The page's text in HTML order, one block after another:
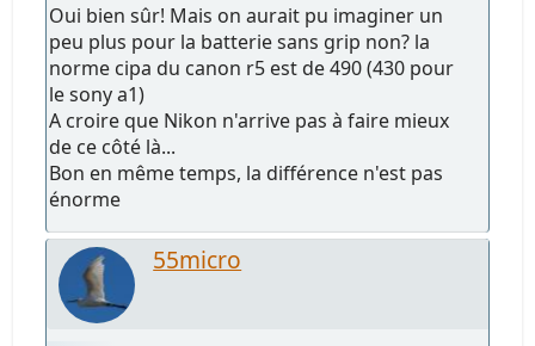
Oui bien sûr! Mais on aurait pu imaginer un
peu plus pour la batterie sans grip non? la
norme cipa du canon r5 est de 490 (430 pour
le sony a1)
A croire que Nikon n'arrive pas à faire mieux
de ce côté là...
Bon en même temps, la différence n'est pas
énorme
55micro